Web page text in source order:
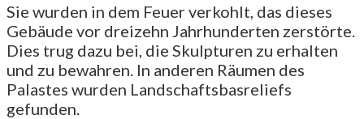
Sie wurden in dem Feuer verkohlt, das dieses
Gebäude vor dreizehn Jahrhunderten zerstörte.
Dies trug dazu bei, die Skulpturen zu erhalten
und zu bewahren. In anderen Räumen des
Palastes wurden Landschaftsbasreliefs
gefunden.